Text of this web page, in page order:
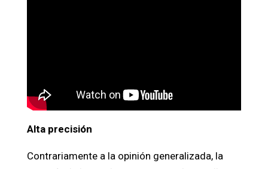
Alta precisión
Contrariamente a la opinión generalizada, la